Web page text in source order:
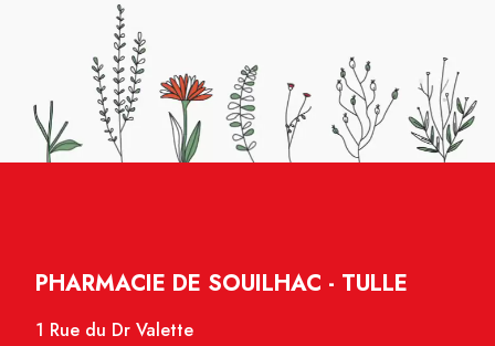
PHARMACIE DE SOUILHAC - TULLE
1 Rue du Dr Valette